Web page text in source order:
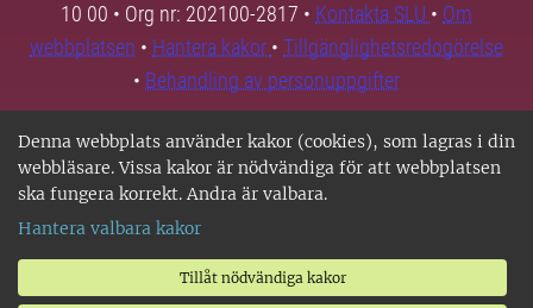
Denna webbplats använder kakor (cookies), som lagras i din
webbläsare. Vissa kakor är nödvändiga för att webbplatsen
ska fungera korrekt. Andra är valbara.
Hantera valbara kakor
Tillåt nödvändiga kakor
10 00 • Org nr: 202100-2817 • Kontakta SLU • Om
webbplatsen • Hantera kakor • Tillgänglighetsredogörelse
• Behandling av personuppgifter